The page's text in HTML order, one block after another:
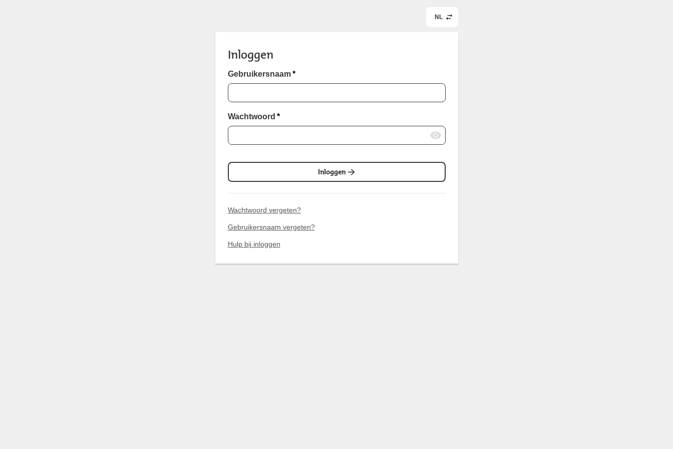
NL
Inloggen
Gebruikersnaam *
Wachtwoord *
Inloggen
Wachtwoord vergeten?
Gebruikersnaam vergeten?
Hulp bij inloggen